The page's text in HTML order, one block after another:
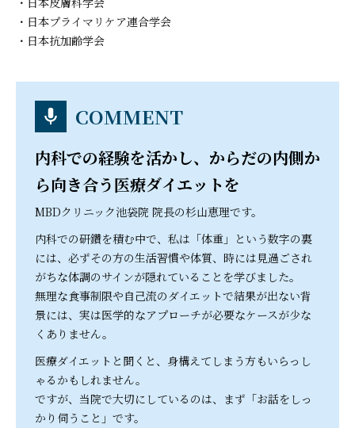
・日本プライマリケア連合学会
・日本抗加齢学会
COMMENT
内科での経験を活かし、からだの内側か
ら向き合う医療ダイエットを
MBDクリニック池袋院 院長の杉山恵理です。
内科での研鑽を積む中で、私は「体重」という数字の裏
には、必ずその方の生活習慣や体質、時には見過ごされ
がちな体調のサインが隠れていることを学びました。
無理な食事制限や自己流のダイエットで結果が出ない背
景には、実は医学的なアプローチが必要なケースが少な
くありません。
医療ダイエットと聞くと、身構えてしまう方もいらっし
ゃるかもしれません。
ですが、当院で大切にしているのは、まず「お話をしっ
かり伺うこと」です。